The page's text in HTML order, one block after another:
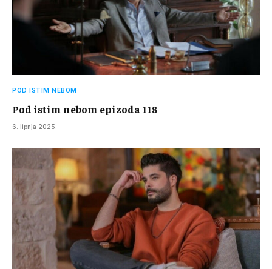
POD ISTIM NEBOM
Pod istim nebom epizoda 118
6. lipnja 2025.